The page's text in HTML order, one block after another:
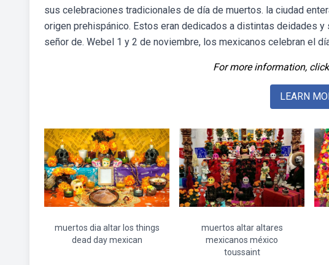
sus celebraciones tradicionales de día de muertos. la ciudad
origen prehispánico. Estos eran dedicados a distintas deidades
señor de. Webel 1 y 2 de noviembre, los mexicanos celebran el
For more information,
LEARN
muertos dia altar los things
dead day mexican
muertos altar altares
mexicanos méxico
toussaint